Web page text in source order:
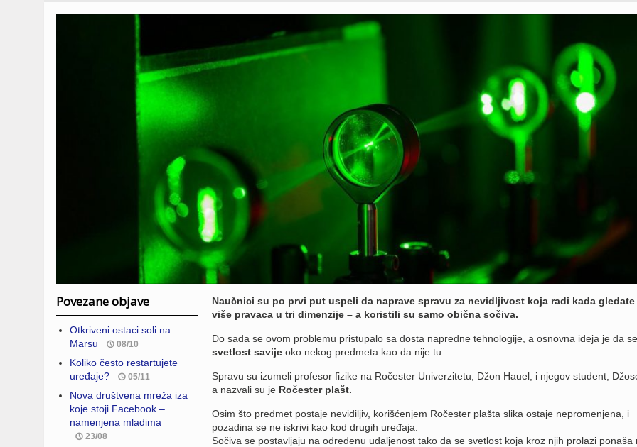
Povezane objave
Otkriveni ostaci soli na
Marsu
08/10
Koliko često restartujete
uređaje?
05/11
Nova društvena mreža iza
koje stoji Facebook –
namenjena mladima
23/08
Naučnici su po prvi put uspeli da naprave spravu za nevidljivost koja radi kada gledate
više pravaca u tri dimenzije – a koristili su samo obična sočiva.
Do sada se ovom problemu pristupalo sa dosta napredne tehnologije, a osnovna ideja je da se
svetlost savijeoko nekog predmeta kao da nije tu.
Spravu su izumeli profesor fizike na Ročester Univerzitetu, Džon Hauel, i njegov student,
a nazvali su je Ročester plašt.
Osim što predmet postaje nevidiljiv, korišćenjem Ročester plašta slika ostaje nepromenjena, i
pozadina se ne iskrivi kao kod drugih uređaja.
Sočiva se postavljaju na određenu udaljenost tako da se svetlost koja kroz njih prolazi ponaša